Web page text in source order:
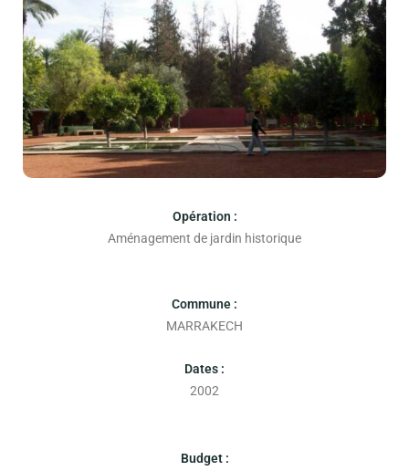
Opération :
Aménagement de jardin historique
Commune :
MARRAKECH
Dates :
2002
Budget :